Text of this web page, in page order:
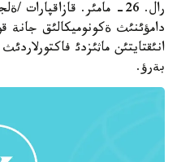
رال. 26- مامئر.
دامؤئنئث ةكونوميكالئق
انئقتايتئن ماثئزدئ
بةرؤ.